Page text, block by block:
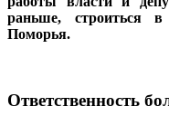
раньше, строиться
Поморья.
Ответственность